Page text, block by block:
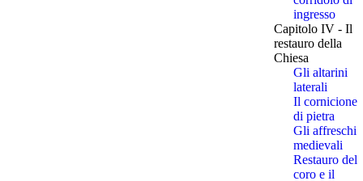
ingresso
Capitolo IV - Il
restauro della
Chiesa
Gli altarini
laterali
Il cornicione
di pietra
Gli affreschi
medievali
Restauro del
coro e il